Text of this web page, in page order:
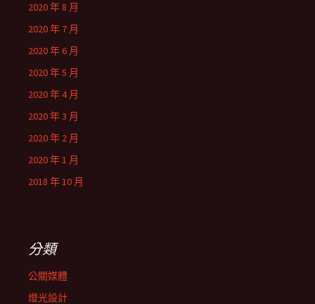
2020 年 8 月
2020 年 7 月
2020 年 6 月
2020 年 5 月
2020 年 4 月
2020 年 3 月
2020 年 2 月
2020 年 1 月
2018 年 10 月
分類
公關媒體
燈光設計